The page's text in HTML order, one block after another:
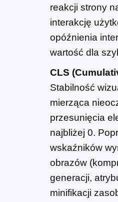
reakcji strony
interakcję
opóźnienia
wartość dla
CLS
Stabilność
mierząca
przesunięcia
najbliżej 0.
wskaźników
obrazów
generacji,
minifikacji